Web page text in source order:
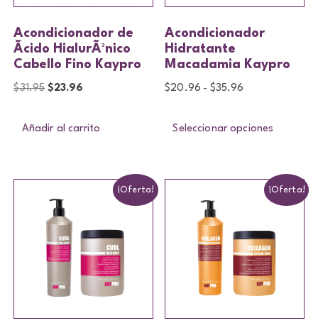
Acondicionador de
Ãcido HialurÃ³nico
Cabello Fino Kaypro
$31.95 $23.96
Añadir al carrito
Acondicionador
Hidratante
Macadamia Kaypro
$20.96 - $35.96
Seleccionar opciones
¡Oferta! ¡Oferta!